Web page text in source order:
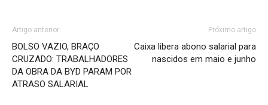
Artigo anterior
BOLSO VAZIO, BRAÇO
CRUZADO: TRABALHADORES
DA OBRA DA BYD PARAM POR
ATRASO SALARIAL
Próximo artigo
Caixa libera abono salarial para
nascidos em maio e junho